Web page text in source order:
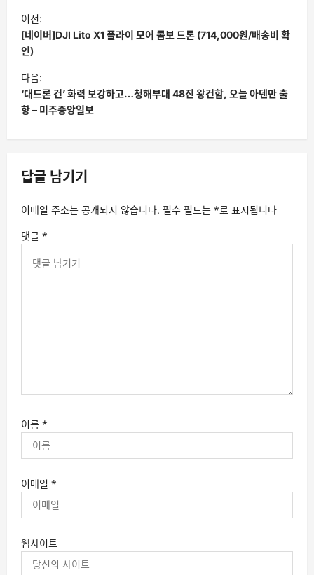
글
탐
색
이전:
[네이버]DJI Lito X1 플라이 모어 콤보 드론 (714,000원/배송비 확
인)
다음:
‘대드론 건’ 화력 보강하고…청해부대 48진 왕건함, 오늘 아덴만 출
항 – 미주중앙일보
답글 남기기
이메일 주소는 공개되지 않습니다. 필수 필드는 *로 표시됩니다
댓글 *
이름 *
이메일 *
웹사이트